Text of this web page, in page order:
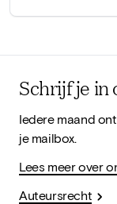
Schrijf je in
Iedere maand
je mailbox.
Lees meer over
Auteursrecht